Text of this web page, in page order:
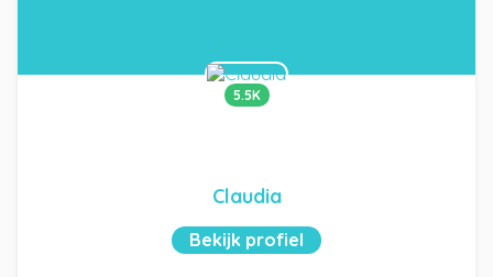
5.5K
Claudia
Bekijk profiel